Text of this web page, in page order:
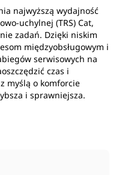
najwyższą wydajność
uchylnej (TRS) Cat,
zadań. Dzięki niskim
międzyobsługowym i
serwisowych na
czas i
myślą o komforcie
i sprawniejsza.